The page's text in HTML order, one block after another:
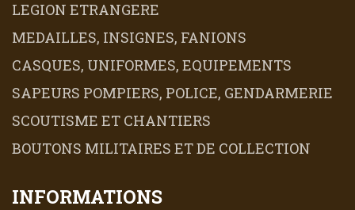
LEGION ETRANGERE
MEDAILLES, INSIGNES, FANIONS
CASQUES, UNIFORMES, EQUIPEMENTS
SAPEURS POMPIERS, POLICE, GENDARMERIE
SCOUTISME ET CHANTIERS
BOUTONS MILITAIRES ET DE COLLECTION
INFORMATIONS